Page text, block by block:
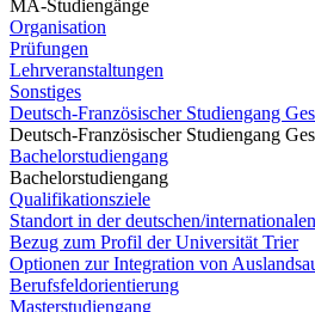
MA-Studiengänge
Organisation
Prüfungen
Lehrveranstaltungen
Sonstiges
Deutsch-Französischer Studiengang
Deutsch-Französischer Studiengang
Bachelorstudiengang
Bachelorstudiengang
Qualifikationsziele
Standort in der deutschen/
Bezug zum Profil der Universität Trier
Optionen zur Integration von
Berufsfeldorientierung
Masterstudiengang